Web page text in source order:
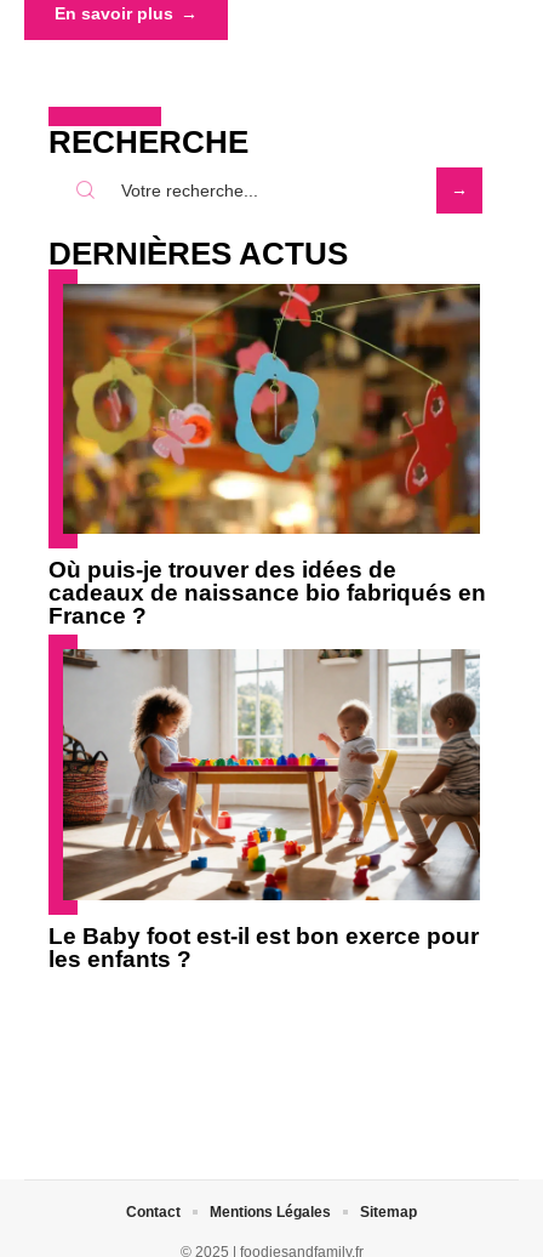
En savoir plus
RECHERCHE
DERNIÈRES ACTUS
Où puis-je trouver des idées de
cadeaux de naissance bio fabriqués en
France ?
Le Baby foot est-il est bon exerce pour
les enfants ?
© 2025 | foodiesandfamily.fr
Contact Mentions Légales Sitemap